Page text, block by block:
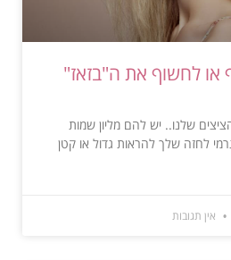
או לחשוף את ה"בזאז"
שלנו.. יש להם מליון שמות
לחזה שלך להראות גדול או קטן
אין תגובות